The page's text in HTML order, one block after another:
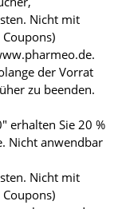
Nicht mit
der Vorrat
zu beenden.
erhalten Sie 20 %
Nicht anwendbar
Nicht mit